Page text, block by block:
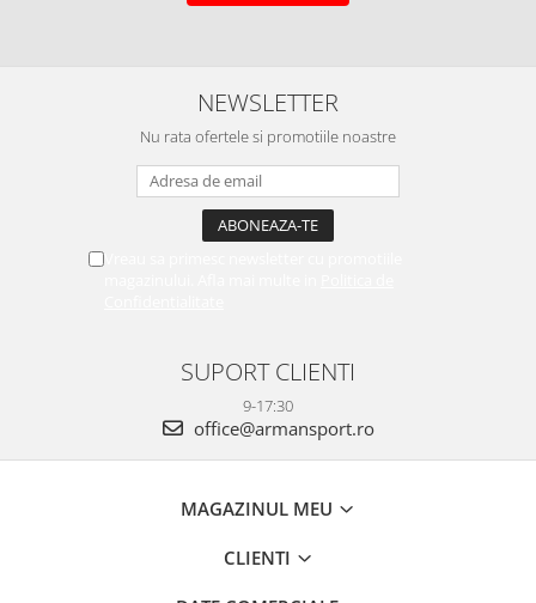
NEWSLETTER
Nu rata ofertele si promotiile noastre
SUPORT CLIENTI
9-17:30
office@armansport.ro
MAGAZINUL MEU
CLIENTI